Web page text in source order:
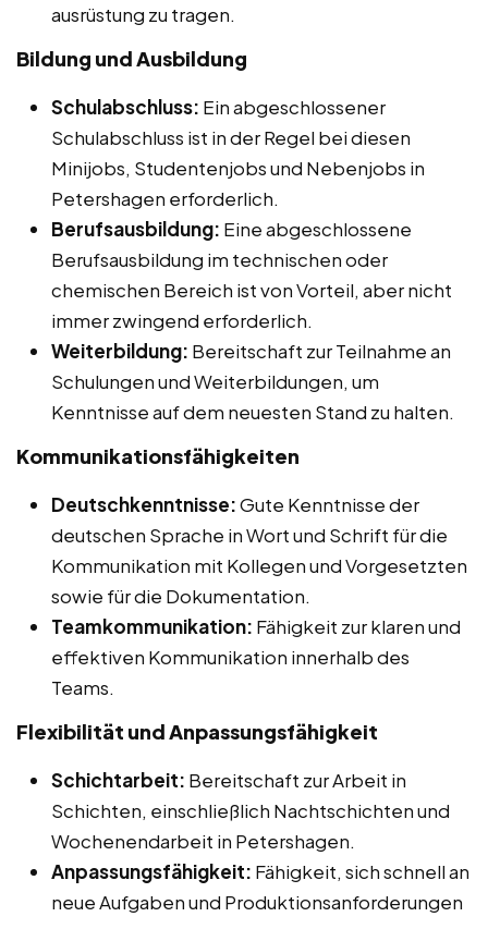
ausrüstung zu tragen.
Bildung und Ausbildung
Schulabschluss: Ein abgeschlossener
Schulabschluss ist in der Regel bei diesen
Minijobs, Studentenjobs und Nebenjobs in
Petershagen erforderlich.
Berufsausbildung: Eine abgeschlossene
Berufsausbildung im technischen oder
chemischen Bereich ist von Vorteil, aber nicht
immer zwingend erforderlich.
Weiterbildung: Bereitschaft zur Teilnahme an
Schulungen und Weiterbildungen, um
Kenntnisse auf dem neuesten Stand zu halten.
Kommunikationsfähigkeiten
Deutschkenntnisse:Gute Kenntnisse der
deutschen Sprache in Wort und Schrift für die
Kommunikation mit Kollegen und Vorgesetzten
sowie für die Dokumentation.
Teamkommunikation: Fähigkeit zur klaren und
effektiven Kommunikation innerhalb des
Teams.
Flexibilität und Anpassungsfähigkeit
Schichtarbeit: Bereitschaft zur Arbeit in
Schichten, einschließlich Nachtschichten und
Wochenendarbeit in Petershagen.
Anpassungsfähigkeit: Fähigkeit, sich schnell an
neue Aufgaben und Produktionsanforderungen